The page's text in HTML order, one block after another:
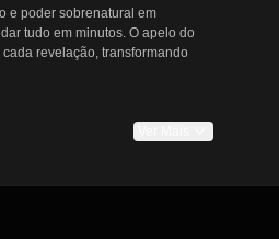
e poder sobrenatural em
tudo em minutos. O apelo do
revelação, transformando
esses dramas curtos de vampiro